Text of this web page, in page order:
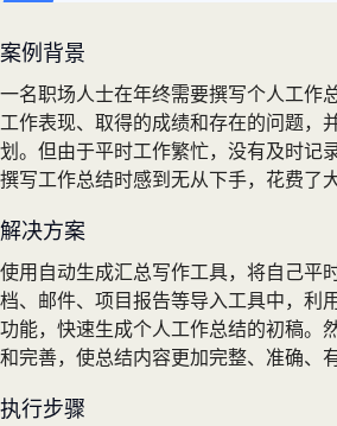
案例背景
一名职场人士在年终需要撰写个人工作
工作表现、取得的成绩和存在的问题，
划。但由于平时工作繁忙，没有及时记
撰写工作总结时感到无从下手，花费了
解决方案
使用自动生成汇总写作工具，将自己平
档、邮件、项目报告等导入工具中，利
功能，快速生成个人工作总结的初稿。
和完善，使总结内容更加完整、准确、
执行步骤